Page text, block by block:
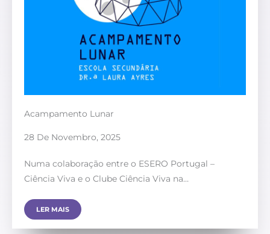
Acampamento Lunar
28 De Novembro, 2025
Numa colaboração entre o ESERO Portugal –
Ciência Viva e o Clube Ciência Viva na…
LER MAIS